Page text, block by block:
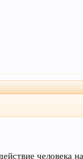
человека